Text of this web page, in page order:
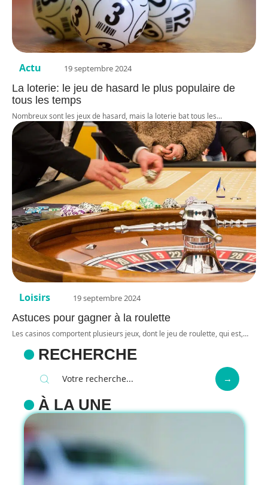
Actu 19 septembre 2024
La loterie: le jeu de hasard le plus populaire de
tous les temps
Nombreux sont les jeux de hasard, mais la loterie bat tous les…
Loisirs 19 septembre 2024
Astuces pour gagner à la roulette
Les casinos comportent plusieurs jeux, dont le jeu de roulette, qui est,…
RECHERCHE
À LA UNE